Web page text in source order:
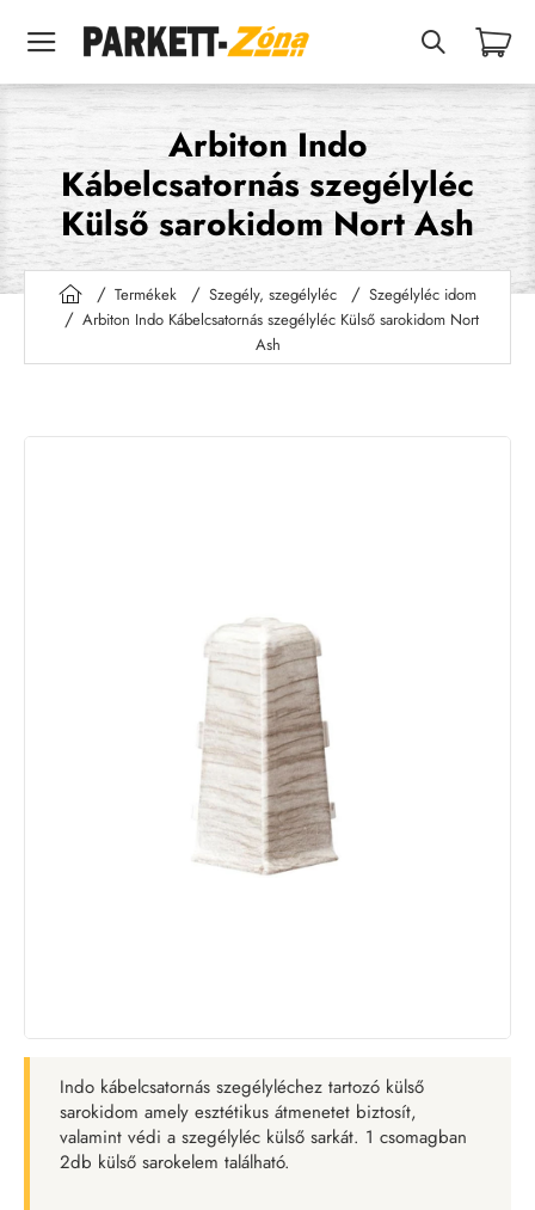
Arbiton Indo
Kábelcsatornás szegélyléc
Külső sarokidom Nort Ash
h
Termékek Szegély, szegélyléc
Szegélyléc idom
Arbiton Indo Kábelcsatornás szegélyléc Külső sarokidom Nort
Ash
Indo kábelcsatornás szegélyléchez tartozó külső
sarokidom amely esztétikus átmenetet biztosít,
valamint védi a szegélyléc külső sarkát. 1 csomagban
2db külső sarokelem található.